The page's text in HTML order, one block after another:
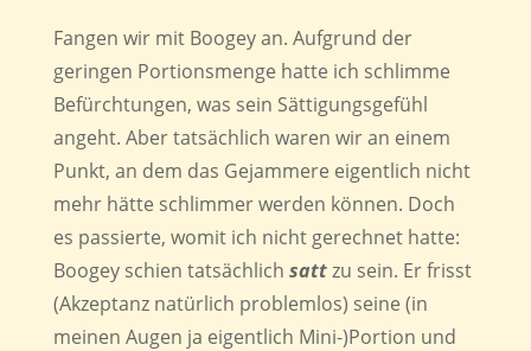
Fangen wir mit Boogey an. Aufgrund der
geringen Portionsmenge hatte ich schlimme
Befürchtungen, was sein Sättigungsgefühl
angeht. Aber tatsächlich waren wir an einem
Punkt, an dem das Gejammere eigentlich nicht
mehr hätte schlimmer werden können. Doch
es passierte, womit ich nicht gerechnet hatte:
Boogey schien tatsächlich sattzu sein. Er frisst
(Akzeptanz natürlich problemlos) seine (in
meinen Augen ja eigentlich Mini-)Portion und